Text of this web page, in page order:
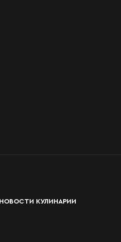
НОВОСТИ КУЛИНАРИИ